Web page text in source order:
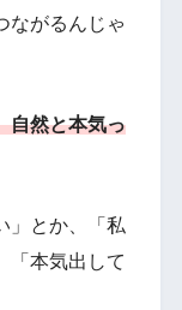
ながるんじゃ
自然と本気っ
」とか、「私
「本気出して